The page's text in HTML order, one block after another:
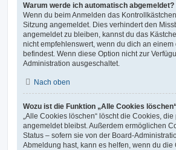
Warum werde ich automatisch abgemeldet?
Wenn du beim Anmelden das
Sitzung angemeldet. Dies verhindert den
angemeldet zu bleiben, kannst du das
nicht empfehlenswert, wenn du dich an
befindest. Wenn diese Option nicht zur
Administration ausgeschaltet.
Nach oben
Wozu ist die Funktion „Alle Cookies
„Alle Cookies löschen“ löscht die Cookies,
angemeldet bleibst. Außerdem ermöglichen
Status – sofern sie von der Board-
Abmeldung hast, kann es helfen, wenn du die